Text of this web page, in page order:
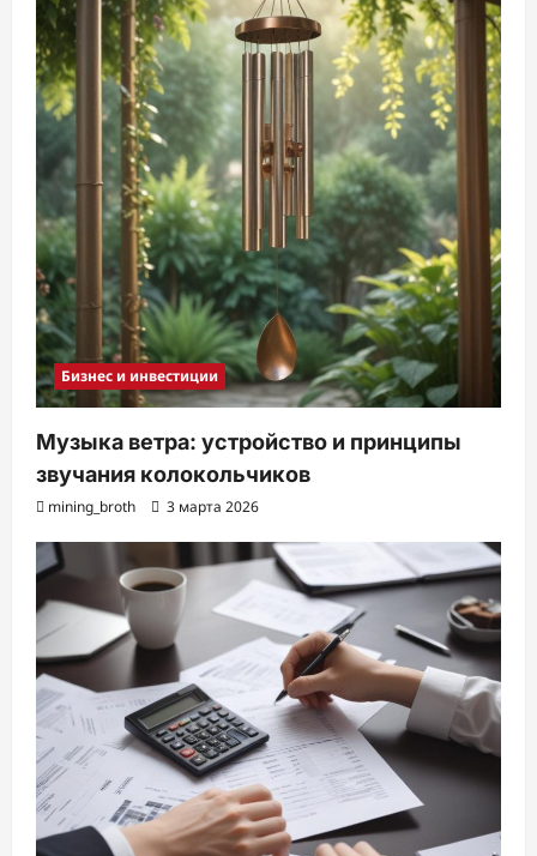
Бизнес и инвестиции
Музыка ветра: устройство и принципы
звучания колокольчиков
mining_broth 3 марта 2026